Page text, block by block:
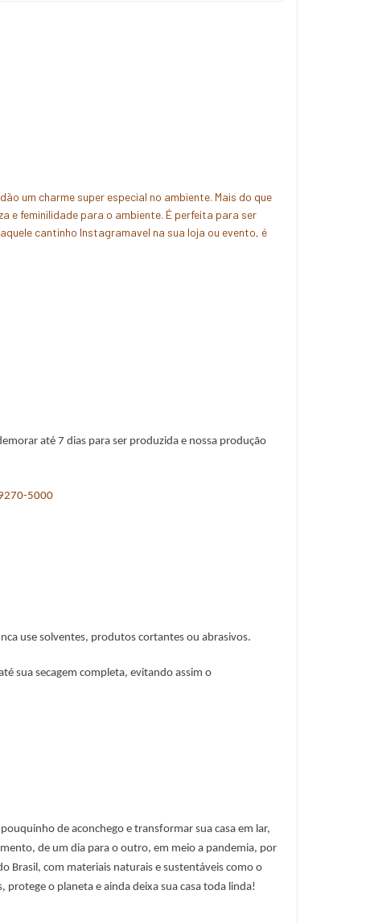
um charme super especial no ambiente. Mais do que
e feminilidade para o ambiente. É perfeita para ser
cantinho Instagramavel na sua loja ou evento, é
até 7 dias para ser produzida e nossa produção
5000
use solventes, produtos cortantes ou abrasivos.
sua secagem completa, evitando assim o
de aconchego e transformar sua casa em lar,
de um dia para o outro, em meio a pandemia, por
Brasil, com materiais naturais e sustentáveis como o
o planeta e ainda deixa sua casa toda linda!